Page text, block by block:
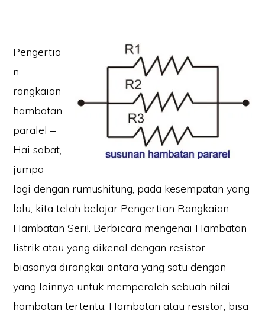
Pengertia
n
rangkaian
hambatan
paralel –
Hai sobat,
jumpa
lagi dengan rumushitung, pada kesempatan yang
lalu, kita telah belajar Pengertian Rangkaian
Hambatan Seri!. Berbicara mengenai Hambatan
listrik atau yang dikenal dengan resistor,
biasanya dirangkai antara yang satu dengan
yang lainnya untuk memperoleh sebuah nilai
hambatan tertentu. Hambatan atau resistor, bisa